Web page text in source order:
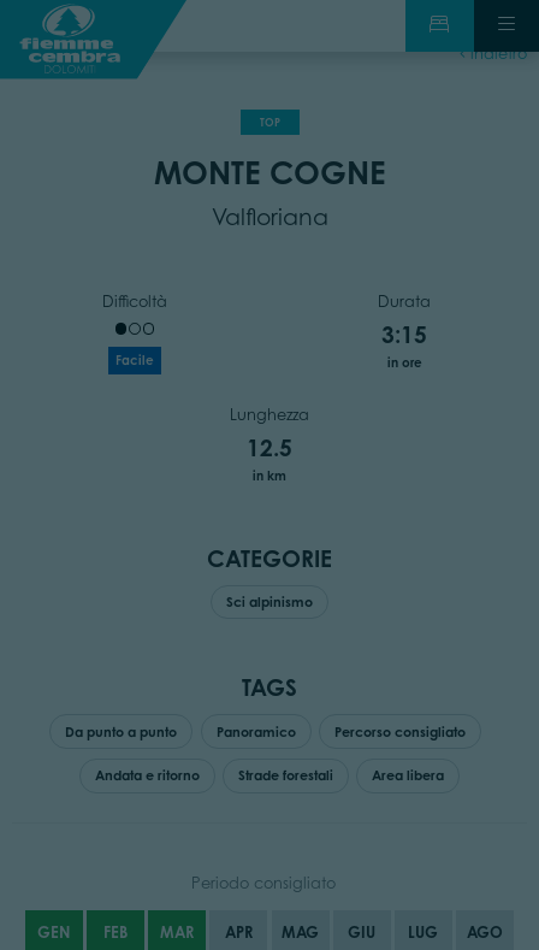
indietro
TOP
MONTE COGNE
Valfloriana
Difficoltà
Facile
Durata
3:15
in ore
Lunghezza
12.5
in km
CATEGORIE
Sci alpinismo
TAGS
Da punto a punto Panoramico Percorso consigliato
Andata e ritorno Strade forestali Area libera
Periodo consigliato
GEN FEB MAR APR MAG GIU LUG AGO